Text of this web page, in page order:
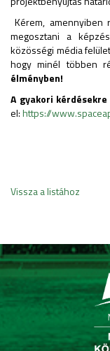
Kérem, amennyiben
megosztani a
közösségi média
hogy minél többen
élményben!
A gyakori
el:https://
Vissza a listához